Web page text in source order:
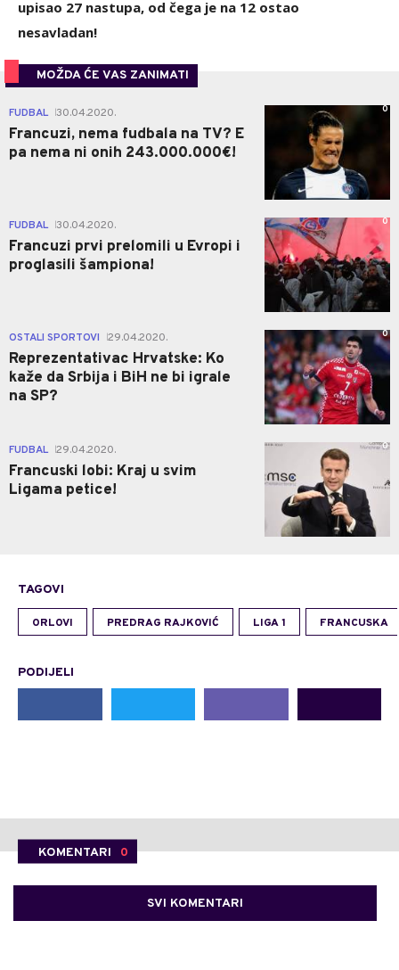
upisao 27 nastupa, od čega je na 12 ostao
nesavladan!
MOŽDA ĆE VAS ZANIMATI
FUDBAL 30.04.2020.
Francuzi, nema fudbala na TV? E
pa nema ni onih 243.000.000€!
0
FUDBAL 30.04.2020.
Francuzi prvi prelomili u Evropi i
proglasili šampiona!
0
OSTALI SPORTOVI 29.04.2020.
Reprezentativac Hrvatske: Ko
kaže da Srbija i BiH ne bi igrale
na SP?
0
FUDBAL 29.04.2020.
Francuski lobi: Kraj u svim
Ligama petice!
0
TAGOVI
ORLOVI PREDRAG RAJKOVIĆ LIGA 1 FRANCUSKA
PODIJELI
KOMENTARI 0
SVI KOMENTARI